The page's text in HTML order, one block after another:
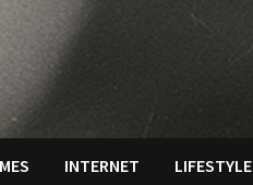
INTERNET LIFESTYLE